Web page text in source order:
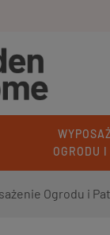
OGRODU
Ogrodu i